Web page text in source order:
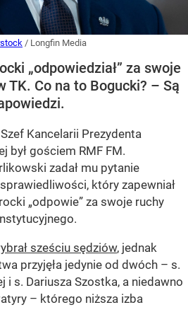
/ Longfin Media
„odpowiedział” za swoje
TK. Co na to Bogucki? – Są
Kancelarii Prezydenta
był gościem RMF FM.
zadał mu pytanie
który zapewniał
„odpowie” za swoje ruchy
sześciu sędziów, jednak
przyjęła jedynie od dwóch – s.
i s. Dariusza Szostka, a niedawno
– którego niższa izba